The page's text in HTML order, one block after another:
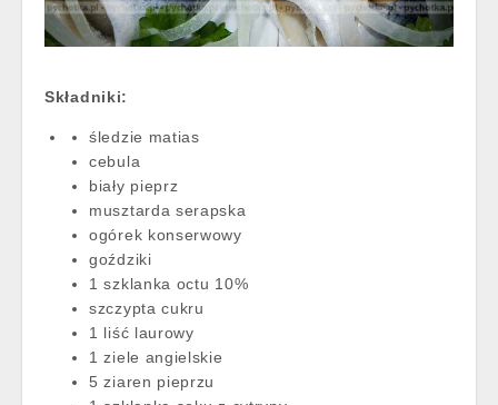
Składniki:
śledzie matias
cebula
biały pieprz
musztarda serapska
ogórek konserwowy
goździki
1 szklanka octu 10%
szczypta cukru
1 liść laurowy
1 ziele angielskie
5 ziaren pieprzu